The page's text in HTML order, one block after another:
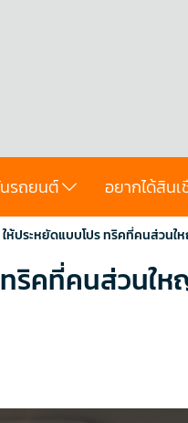
รถยนต์ อยากได้สินเ
ให้ประหยัดแบบโปร ทริคที่คนส่วนใ
ริคที่คนส่วนใ